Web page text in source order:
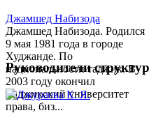
Джамшед Набизода
Джамшед Набизода. Родился
9 мая 1981 года в городе
Худжанде. По
национальности таджик. В
2003 году окончил
Таджикский университет
права, биз...
Руководители структур